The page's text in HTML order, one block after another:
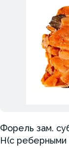
Форель зам.
Н(с реберными